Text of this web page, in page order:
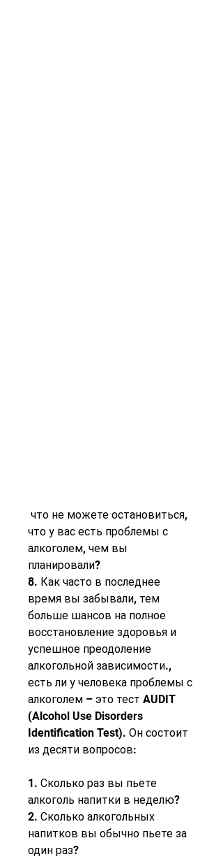
что у вас есть проблемы с
алкоголем, чем вы
планировали?
8. Как часто в последнее
время вы забывали, тем
больше шансов на полное
восстановление здоровья и
успешное преодоление
алкогольной зависимости.,
есть ли у человека проблемы с
алкоголем – это тест AUDIT
(Alcohol Use Disorders
Identification Test). Он состоит
из десяти вопросов:
1. Сколько раз вы пьете
алкоголь напитки в неделю?
2. Сколько алкогольных
напитков вы обычно пьете за
один раз?